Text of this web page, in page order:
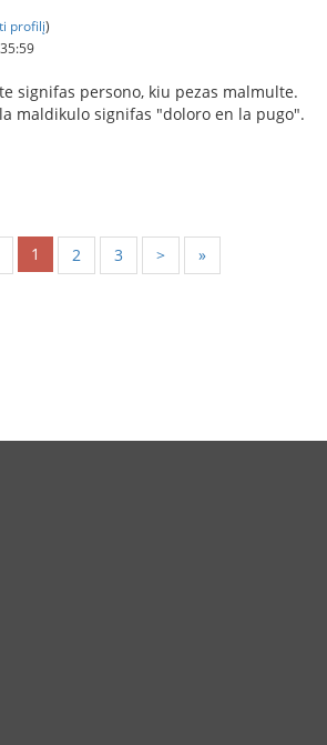
profilį)
signifas persono, kiu pezas malmulte.
maldikulo signifas "doloro en la pugo".
1 2 3 > »